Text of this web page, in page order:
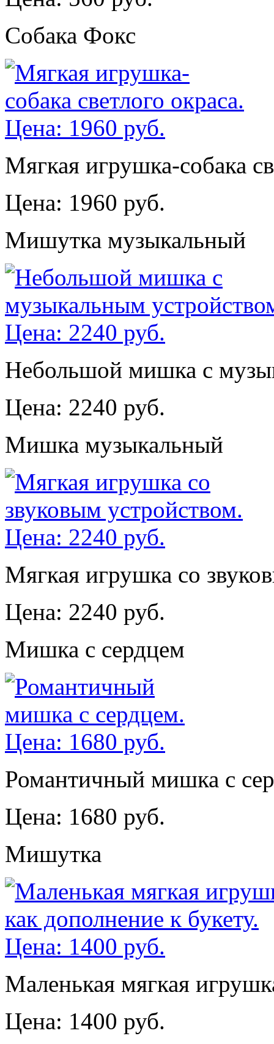
Собака Фокс
Мягкая игрушка-собака
Цена: 1960 руб.
Мишутка музыкальный
Небольшой мишка с
Цена: 2240 руб.
Мишка музыкальный
Мягкая игрушка со
Цена: 2240 руб.
Мишка с сердцем
Романтичный мишка с
Цена: 1680 руб.
Мишутка
Маленькая мягкая
Цена: 1400 руб.